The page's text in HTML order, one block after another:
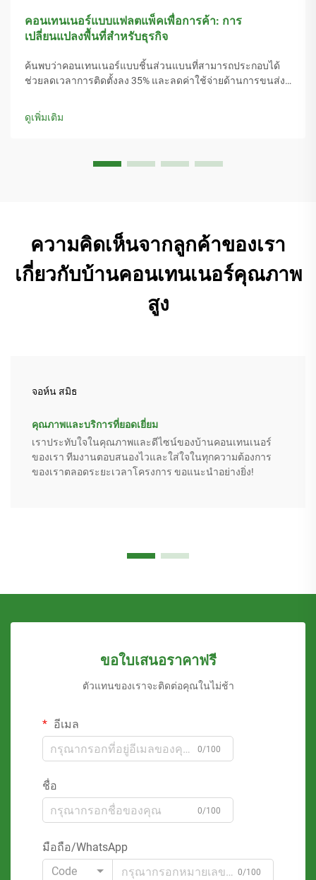
คอนเทนเนอร์แบบแฟลตแพ็คเพื่อการค้า: การ
เปลี่ยนแปลงพื้นที่สำหรับธุรกิจ
ค้นพบว่าคอนเทนเนอร์แบบชิ้นส่วนแบนที่สามารถประกอบได้
ช่วยลดเวลาการติดตั้งลง 35% และลดค่าใช้จ่ายด้านการขนส่ง
และร้านชั่วคราว ดูผลตอบแทนจากการลงทุน (ROI) และ
ประโยชน์ด้านความยั่งยืนที่เกิดขึ้นจริง
ดูเพิ่มเติม
ความคิดเห็นจากลูกค้าของเรา
เกี่ยวกับบ้านคอนเทนเนอร์คุณภาพ
สูง
จอห์น สมิธ
คุณภาพและบริการที่ยอดเยี่ยม
เราประทับใจในคุณภาพและดีไซน์ของบ้านคอนเทนเนอร์
ของเรา ทีมงานตอบสนองไวและใส่ใจในทุกความต้องการ
ของเราตลอดระยะเวลาโครงการ ขอแนะนำอย่างยิ่ง!
ขอใบเสนอราคาฟรี
ตัวแทนของเราจะติดต่อคุณในไม่ช้า
อีเมล
0/100
ชื่อ
0/100
มือถือ/WhatsApp
Code
0/100